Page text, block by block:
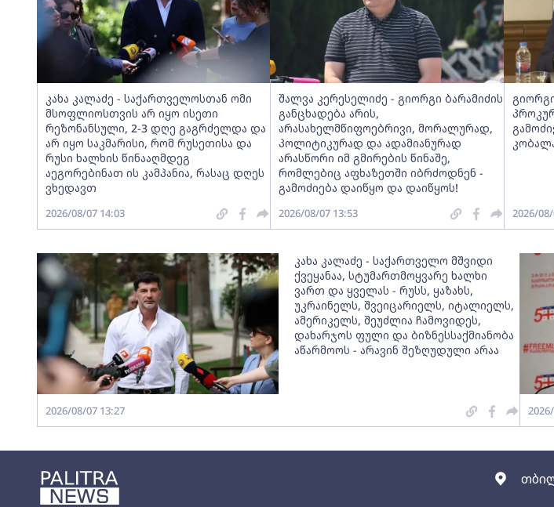
კახა კალაძე - საქართველოსთან ომი
მსოფლიოსთვის არ იყო ისეთი
რეზონანსული, 2-3 დღე გაგრძელდა და
არ იყო საკმარისი, რომ რუსეთისა და
რუსი ხალხის წინააღმდეგ
აეგორებინათ ის კამპანია, რასაც დღეს
ვხედავთ
2026/08/07 14:03
შალვა კერესელიძე - გიორგი ბარამიძის
განცხადება არის,
არასახელმწიფოებრივი, მორალურად,
პოლიტიკურად და ადამიანურად
არასწორი იმ გმირების წინაშე,
რომლებიც აფხაზეთში იბრძოდნენ -
გამოძიება დაიწყო და დაიწყოს!
2026/08/07 13:53 2026/
კახა კალაძე - საქართველო მშვიდი
ქვეყანაა, სტუმართმოყვარე ხალხი
ვართ და ყველას - რუსს, ყაზახს,
უკრაინელს, შვეიცარიელს, იტალიელს,
ამერიკელს, შეუძლია ჩამოვიდეს,
დახარჯოს ფული და ბიზნესსაქმიანობა
აწარმოოს - არავინ შეზღუდული არაა
2026/08/07 13:27